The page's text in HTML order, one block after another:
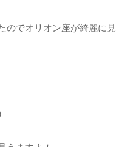
のでオリオン座が綺麗に見